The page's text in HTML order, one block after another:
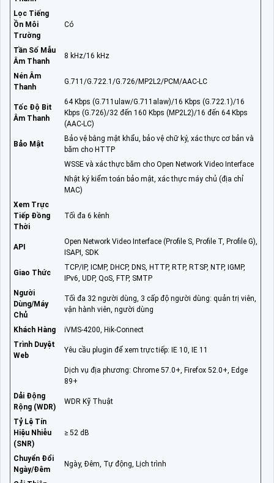
Lọc Tiếng
Ồn Môi
Trường
Có
Tần Số Mẫu
Âm Thanh
8 kHz/16 kHz
Nén Âm
Thanh
G.711/G.722.1/G.726/MP2L2/PCM/AAC-LC
Tốc Độ Bit
Âm Thanh
64 Kbps (G.711ulaw/G.711alaw)/16 Kbps (G.722.1)/16
Kbps (G.726)/32 đến 160 Kbps (MP2L2)/16 đến 64 Kbps
(AAC-LC)
Bảo Mật
Bảo vệ bằng mật khẩu, bảo vệ chữ ký, xác thực cơ bản và
băm cho HTTP
WSSE và xác thực băm cho Open Network Video Interface
Nhật ký kiểm toán bảo mật, xác thực máy chủ (địa chỉ
MAC)
Xem Trực
Tiếp Đồng
Thời
Tối đa 6 kênh
API
Open Network Video Interface (Profile S, Profile T, Profile G),
ISAPI, SDK
Giao Thức
TCP/IP, ICMP, DHCP, DNS, HTTP, RTP, RTSP, NTP, IGMP,
IPv6, UDP, QoS, FTP, SMTP
Người
Dùng/Máy
Chủ
Tối đa 32 người dùng, 3 cấp độ người dùng: quản trị viên,
vận hành viên, người dùng
Khách Hàng
iVMS-4200, Hik-Connect
Trình Duyệt
Web
Yêu cầu plugin để xem trực tiếp: IE 10, IE 11
Dịch vụ địa phương: Chrome 57.0+, Firefox 52.0+, Edge
89+
Dải Động
Rộng (WDR)
WDR Kỹ Thuật
Tỷ Lệ Tín
Hiệu Nhiễu
(SNR)
≥ 52 dB
Chuyển Đổi
Ngày/Đêm
Ngày, Đêm, Tự động, Lịch trình